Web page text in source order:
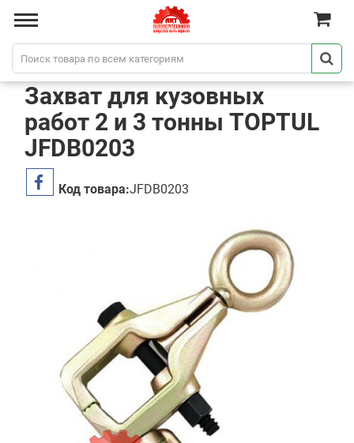
Захват для кузовных
работ 2 и 3 тонны TOPTUL
JFDB0203
Код товара:JFDB0203